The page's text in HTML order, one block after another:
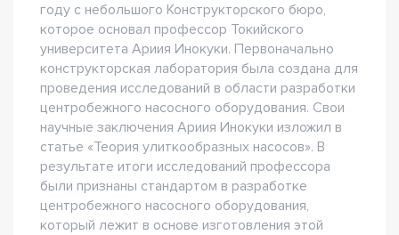
году с небольшого Конструкторского бюро,
которое основал профессор Токийского
университета Ариия Инокуки. Первоначально
конструкторская лаборатория была создана для
проведения исследований в области разработки
центробежного насосного оборудования. Свои
научные заключения Ариия Инокуки изложил в
статье «Теория улиткообразных насосов». В
результате итоги исследований профессора
были признаны стандартом в разработке
центробежного насосного оборудования,
который лежит в основе изготовления этой